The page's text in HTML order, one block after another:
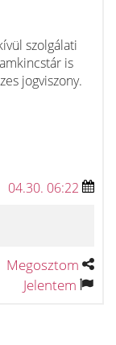
szolgálati
is
jogviszony.
04.30. 06:22
Megosztom
Jelentem